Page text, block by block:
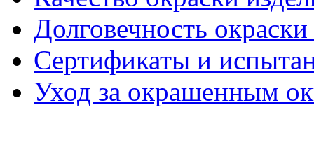
Долговечность
Сертификаты и
Уход за окрашенным